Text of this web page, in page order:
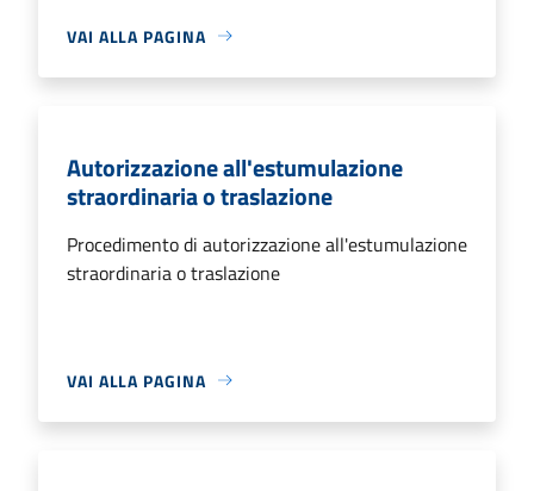
VAI ALLA PAGINA
Autorizzazione all'estumulazione
straordinaria o traslazione
Procedimento di autorizzazione all'estumulazione
straordinaria o traslazione
VAI ALLA PAGINA